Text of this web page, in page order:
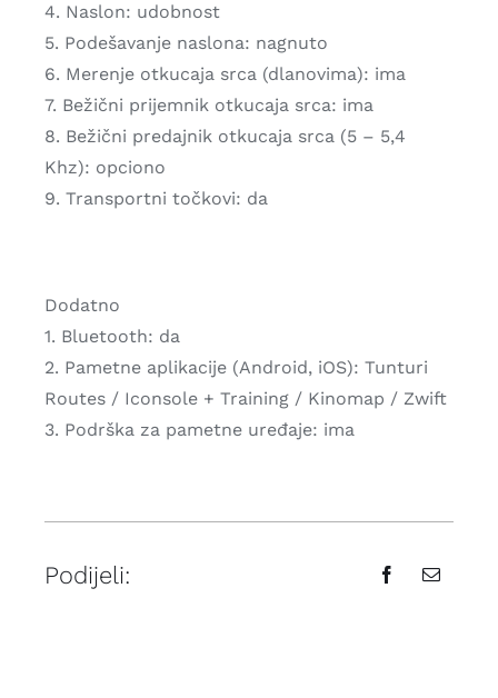
4. Naslon: udobnost
5. Podešavanje naslona: nagnuto
6. Merenje otkucaja srca (dlanovima): ima
7. Bežični prijemnik otkucaja srca: ima
8. Bežični predajnik otkucaja srca (5 – 5,4
Khz): opciono
9. Transportni točkovi: da
Dodatno
1. Bluetooth: da
2. Pametne aplikacije (Android, iOS): Tunturi
Routes / Iconsole + Training / Kinomap / Zwift
3. Podrška za pametne uređaje: ima
Podijeli: